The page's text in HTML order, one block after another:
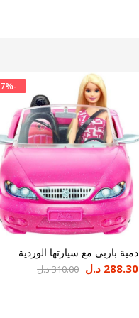
-
7%
دمية باربي مع سيارتها الوردية
310.00د.ل 288.30 د.ل